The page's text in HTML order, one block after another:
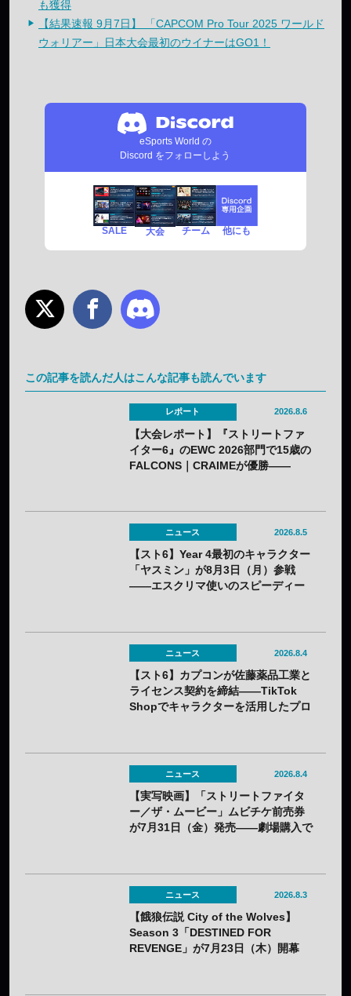
も獲得
【結果速報 9月7日】 「CAPCOM Pro Tour 2025 ワールド
ウォリアー」日本大会最初のウイナーはGO1！
eSports World の
Discord をフォローしよう
SALE 大会 チーム 他にも
この記事を読んだ人はこんな記事も読んでいます
レポート 2026.8.6
【大会レポート】『ストリートファ
イター6』のEWC 2026部門で15歳の
FALCONS｜CRAIMEが優勝——
ニュース 2026.8.5
【スト6】Year 4最初のキャラクター
「ヤスミン」が8月3日（月）参戦
——エスクリマ使いのスピーディー
ニュース 2026.8.4
【スト6】カプコンが佐藤薬品工業と
ライセンス契約を締結——TikTok
Shopでキャラクターを活用したプロ
ニュース 2026.8.4
【実写映画】「ストリートファイタ
ー／ザ・ムービー」ムビチケ前売券
が7月31日（金）発売——劇場購入で
ニュース 2026.8.3
【餓狼伝説 City of the Wolves】
Season 3「DESTINED FOR
REVENGE」が7月23日（木）開幕